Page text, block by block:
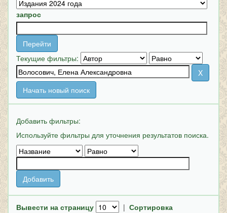
запрос
Текущие фильтры:
Начать новый поиск
Добавить фильтры:
Используйте фильтры для уточнения результатов поиска.
Вывести на страницу | Сортировка